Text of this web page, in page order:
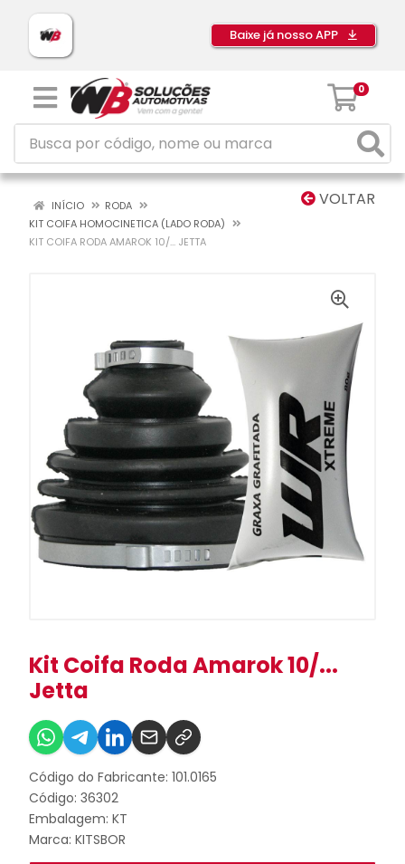
Baixe já nosso APP
0
VOLTAR
INÍCIO
RODA
KIT COIFA HOMOCINETICA (LADO RODA)
KIT COIFA RODA AMAROK 10/... JETTA
Kit Coifa Roda Amarok 10/...
Jetta
Código do Fabricante: 101.0165
Código: 36302
Embalagem: KT
Marca: KITSBOR